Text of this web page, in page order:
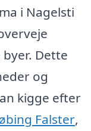
i Nagelsti
Dette
og
kigge efter
Falster,